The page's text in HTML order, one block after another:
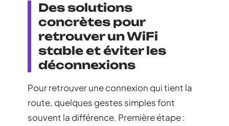
Des solutions
concrètes pour
retrouver un WiFi
stable et éviter les
déconnexions
Pour retrouver une connexion qui tient la
route, quelques gestes simples font
souvent la différence. Première étape :